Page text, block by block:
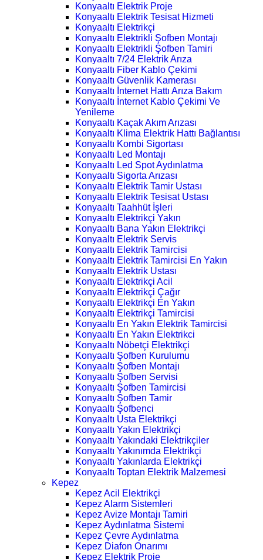
Konyaaltı Elektrik Proje
Konyaaltı Elektrik Tesisat Hizmeti
Konyaaltı Elektrikçi
Konyaaltı Elektrikli Şofben Montajı
Konyaaltı Elektrikli Şofben Tamiri
Konyaaltı 7/24 Elektrik Arıza
Konyaaltı Fiber Kablo Çekimi
Konyaaltı Güvenlik Kamerası
Konyaaltı İnternet Hattı Arıza Bakım
Konyaaltı İnternet Kablo Çekimi Ve
Yenileme
Konyaaltı Kaçak Akım Arızası
Konyaaltı Klima Elektrik Hattı Bağlantısı
Konyaaltı Kombi Sigortası
Konyaaltı Led Montajı
Konyaaltı Led Spot Aydınlatma
Konyaaltı Sigorta Arızası
Konyaaltı Elektrik Tamir Ustası
Konyaaltı Elektrik Tesisat Ustası
Konyaaltı Taahhüt İşleri
Konyaaltı Elektrikçi Yakın
Konyaaltı Bana Yakın Elektrikçi
Konyaaltı Elektrik Servis
Konyaaltı Elektrik Tamircisi
Konyaaltı Elektrik Tamircisi En Yakın
Konyaaltı Elektrik Ustası
Konyaaltı Elektrikçi Acil
Konyaaltı Elektrikçi Çağır
Konyaaltı Elektrikçi En Yakın
Konyaaltı Elektrikçi Tamircisi
Konyaaltı En Yakın Elektrik Tamircisi
Konyaaltı En Yakın Elektrikci
Konyaaltı Nöbetçi Elektrikçi
Konyaaltı Şofben Kurulumu
Konyaaltı Şofben Montajı
Konyaaltı Şofben Servisi
Konyaaltı Şofben Tamircisi
Konyaaltı Şofben Tamir
Konyaaltı Şofbenci
Konyaaltı Usta Elektrikçi
Konyaaltı Yakın Elektrikçi
Konyaaltı Yakındaki Elektrikçiler
Konyaaltı Yakınımda Elektrikçi
Konyaaltı Yakınlarda Elektrikçi
Konyaaltı Toptan Elektrik Malzemesi
Kepez
Kepez Acil Elektrikçi
Kepez Alarm Sistemleri
Kepez Avize Montajı Tamiri
Kepez Aydınlatma Sistemi
Kepez Çevre Aydınlatma
Kepez Diafon Onarımı
Kepez Elektrik Proje